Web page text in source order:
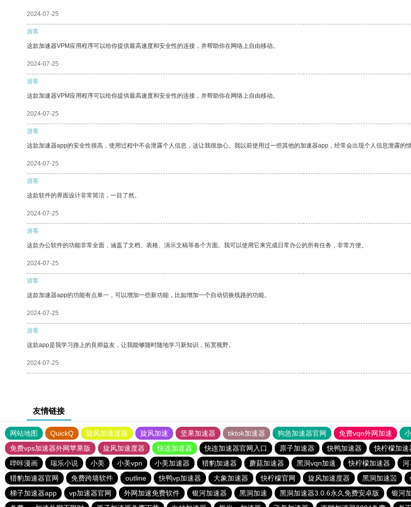
2024-07-25
游客
这款加速器VPM应用程序可以给你提供最高速度和安全性的连接，并帮助你在网络上自由移动。
2024-07-25
游客
这款加速器VPM应用程序可以给你提供最高速度和安全性的连接，并帮助你在网络上自由移动。
2024-07-25
游客
这款加速器app的安全性很高，使用过程中不会泄露个人信息，这让我很放心。我以前使用过一些其他的加速器app，经常会出现个人信息泄露的
2024-07-25
游客
这款软件的界面设计非常简洁，一目了然。
2024-07-25
游客
这款办公软件的功能非常全面，涵盖了文档、表格、演示文稿等各个方面。我可以使用它来完成日常办公的所有任务，非常方便。
2024-07-25
游客
这款加速器app的功能有点单一，可以增加一些新功能，比如增加一个自动切换线路的功能。
2024-07-25
游客
这款app是我学习路上的良师益友，让我能够随时随地学习新知识，拓宽视野。
2024-07-25
友情链接
网站地图 QuickQ 旋风加速度器 旋风加速 坚果加速器 tiktok加速器 狗急加速器官网 免费vqn外网加速
免费vps加速器外网苹果版
旋风加速度器 快连加速器 快连加速器官网入口 原子加速器 快鸭加速器 快柠檬加速
哔咔漫画
瑞乐小说 小美 小美vpn 小美加速器 猎豹加速器 蘑菇加速器 黑洞vqn加速 快柠檬加速器 河
猎豹加速器官网
免费跨墙软件 outline 快鸭vp加速器 大象加速器 快柠檬官网 旋风加速度器 黑洞加速噐
梯子加速器app
vp加速器官网 外网加速免费软件 银河加速器 黑洞加速 黑洞加速器3.0.6永久免费安卓版 银河